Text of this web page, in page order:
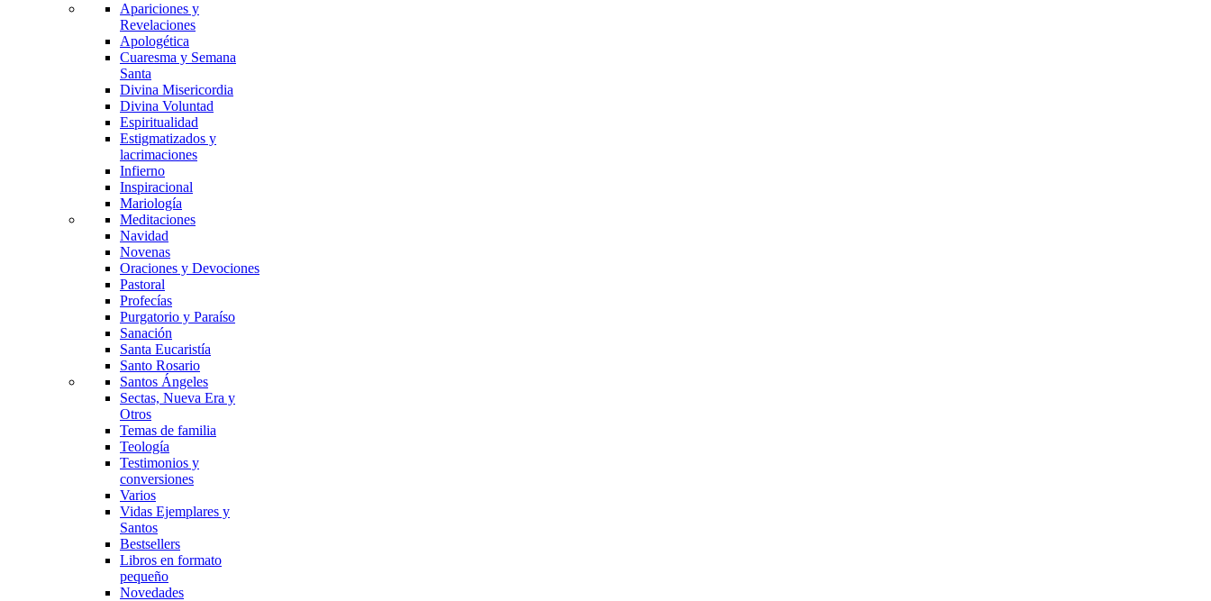
Apariciones y
Revelaciones
Apologética
Cuaresma y Semana
Santa
Divina Misericordia
Divina Voluntad
Espiritualidad
Estigmatizados y
lacrimaciones
Infierno
Inspiracional
Mariología
Meditaciones
Navidad
Novenas
Oraciones y Devociones
Pastoral
Profecías
Purgatorio y Paraíso
Sanación
Santa Eucaristía
Santo Rosario
Santos Ángeles
Sectas, Nueva Era y
Otros
Temas de familia
Teología
Testimonios y
conversiones
Varios
Vidas Ejemplares y
Santos
Bestsellers
Libros en formato
pequeño
Novedades